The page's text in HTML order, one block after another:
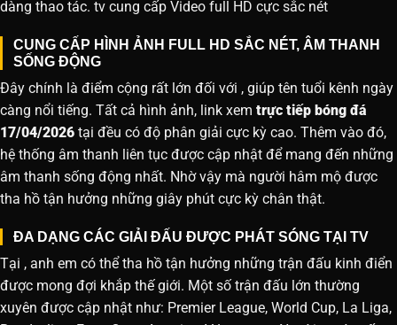
dàng thao tác. tv cung cấp Video full HD cực sắc nét
CUNG CẤP HÌNH ẢNH FULL HD SẮC NÉT, ÂM THANH
SỐNG ĐỘNG
Đây chính là điểm cộng rất lớn đối với , giúp tên tuổi kênh ngày
càng nổi tiếng. Tất cả hình ảnh, link xem trực tiếp bóng đá
17/04/2026 tại đều có độ phân giải cực kỳ cao. Thêm vào đó,
hệ thống âm thanh liên tục được cập nhật để mang đến những
âm thanh sống động nhất. Nhờ vậy mà người hâm mộ được
tha hồ tận hưởng những giây phút cực kỳ chân thật.
ĐA DẠNG CÁC GIẢI ĐẤU ĐƯỢC PHÁT SÓNG TẠI TV
Tại , anh em có thể tha hồ tận hưởng những trận đấu kinh điển
được mong đợi khắp thế giới. Một số trận đấu lớn thường
xuyên được cập nhật như: Premier League, World Cup, La Liga,